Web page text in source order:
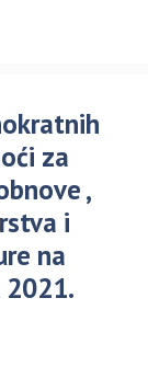
za
,
i
na
2021.